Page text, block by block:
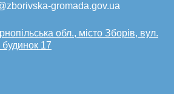
gromada.gov.ua
обл., місто Зборів, вул.
17